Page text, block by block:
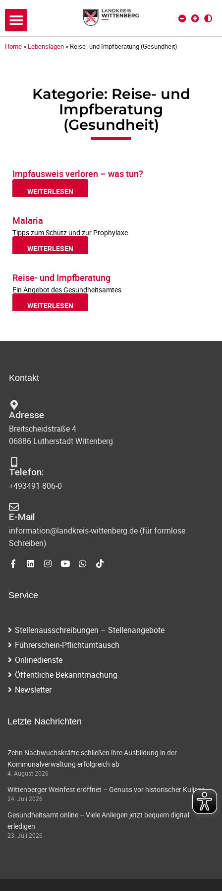
Home » Lebenslagen » Reise- und Impfberatung (Gesundheit)
Kategorie: Reise- und
Impfberatung
(Gesundheit)
Impfausweis verloren – was tun?
WEITERLESEN
Malaria
Tipps zum Schutz und zur Prophylaxe
WEITERLESEN
Reise- und Impfberatung
Ein Angebot des Gesundheitsamtes
WEITERLESEN
Kontakt
Adresse
Breitscheidstraße 4
06886 Lutherstadt Wittenberg
Telefon:
+493491 806-0
E-Mail
information@landkreis-wittenberg.de (für formlose
Schreiben)
Service
Stellenausschreibungen – Stellenangebote
Führerschein-Pflichtumtausch
Onlinedienste
Öffentliche Bekanntmachung
Newsletter
Letzte Nachrichten
Zehn Nachwuchskräfte schließen ihre Ausbildung in der
Kommunalverwaltung erfolgreich ab
4. August 2026
Wittenberger Weinfest eröffnet – Genuss vor historischer Kulisse
24. Juli 2026
Gesundheitsamt online – Viele Anliegen jetzt bequem digital
erledigen
23. Juli 2026